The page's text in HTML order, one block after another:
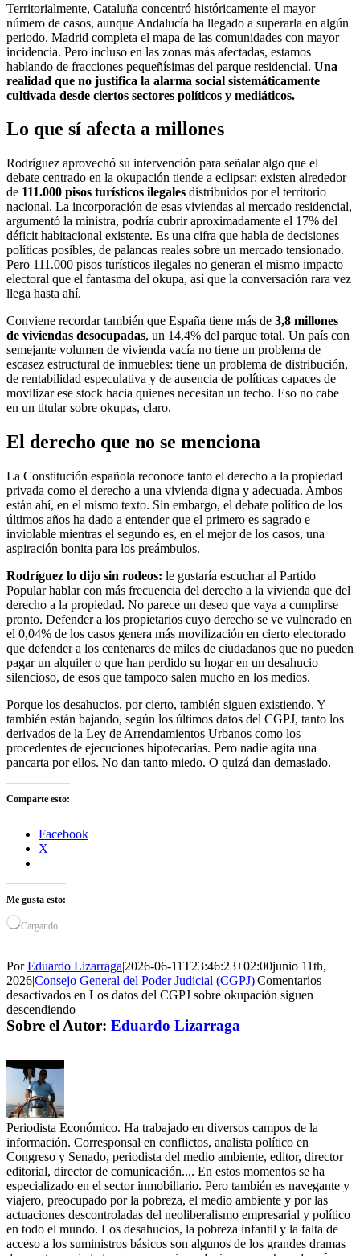
Territorialmente, Cataluña concentró históricamente el mayor
número de casos, aunque Andalucía ha llegado a superarla en algún
periodo. Madrid completa el mapa de las comunidades con mayor
incidencia. Pero incluso en las zonas más afectadas, estamos
hablando de fracciones pequeñísimas del parque residencial. Una
realidad que no justifica la alarma social sistemáticamente
cultivada desde ciertos sectores políticos y mediáticos.
Lo que sí afecta a millones
Rodríguez aprovechó su intervención para señalar algo que el
debate centrado en la okupación tiende a eclipsar: existen alrededor
de 111.000 pisos turísticos ilegales distribuidos por el territorio
nacional. La incorporación de esas viviendas al mercado residencial,
argumentó la ministra, podría cubrir aproximadamente el 17% del
déficit habitacional existente. Es una cifra que habla de decisiones
políticas posibles, de palancas reales sobre un mercado tensionado.
Pero 111.000 pisos turísticos ilegales no generan el mismo impacto
electoral que el fantasma del okupa, así que la conversación rara vez
llega hasta ahí.
Conviene recordar también que España tiene más de 3,8 millones
de viviendas desocupadas, un 14,4% del parque total. Un país con
semejante volumen de vivienda vacía no tiene un problema de
escasez estructural de inmuebles: tiene un problema de distribución,
de rentabilidad especulativa y de ausencia de políticas capaces de
movilizar ese stock hacia quienes necesitan un techo. Eso no cabe
en un titular sobre okupas, claro.
El derecho que no se menciona
La Constitución española reconoce tanto el derecho a la propiedad
privada como el derecho a una vivienda digna y adecuada. Ambos
están ahí, en el mismo texto. Sin embargo, el debate político de los
últimos años ha dado a entender que el primero es sagrado e
inviolable mientras el segundo es, en el mejor de los casos, una
aspiración bonita para los preámbulos.
Rodríguez lo dijo sin rodeos: le gustaría escuchar al Partido
Popular hablar con más frecuencia del derecho a la vivienda que del
derecho a la propiedad. No parece un deseo que vaya a cumplirse
pronto. Defender a los propietarios cuyo derecho se ve vulnerado en
el 0,04% de los casos genera más movilización en cierto electorado
que defender a los centenares de miles de ciudadanos que no pueden
pagar un alquiler o que han perdido su hogar en un desahucio
silencioso, de esos que tampoco salen mucho en los medios.
Porque los desahucios, por cierto, también siguen existiendo. Y
también están bajando, según los últimos datos del CGPJ, tanto los
derivados de la Ley de Arrendamientos Urbanos como los
procedentes de ejecuciones hipotecarias. Pero nadie agita una
pancarta por ellos. No dan tanto miedo. O quizá dan demasiado.
Comparte esto:
Facebook
X
Me gusta esto:
Cargando...
PorEduardo Lizarraga|2026-06-11T23:46:23+02:00junio 11th,
2026|Consejo General del Poder Judicial (CGPJ)|Comentarios
desactivados en Los datos del CGPJ sobre okupación siguen
descendiendo
Sobre el Autor: Eduardo Lizarraga
Periodista Económico. Ha trabajado en diversos campos de la
información. Corresponsal en conflictos, analista político en
Congreso y Senado, periodista del medio ambiente, editor, director
editorial, director de comunicación.... En estos momentos se ha
especializado en el sector inmobiliario. Pero también es navegante y
viajero, preocupado por la pobreza, el medio ambiente y por las
actuaciones descontroladas del neoliberalismo empresarial y político
en todo el mundo. Los desahucios, la pobreza infantil y la falta de
acceso a los suministros básicos son algunos de los grandes dramas